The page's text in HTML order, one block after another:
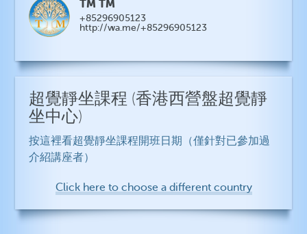
TM TM
+85296905123
http://wa.me/+85296905123
超覺靜坐課程 (香港西營盤超覺靜
坐中心)
按這裡看超覺靜坐課程開班日期（僅針對已參加過
介紹講座者）
Click here to choose a different country